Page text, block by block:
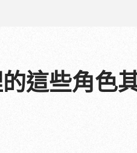
的這些角色